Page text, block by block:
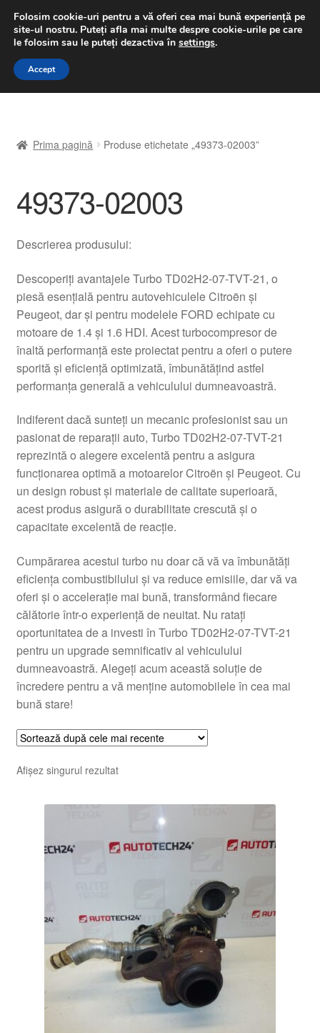
LIVRARE de la 33 lei
luni-vineri 9 a.m. - 4 p.m.031 229 6816
Sari
Sari
A lua legatura
Contul meu
Finalizare comandă
Livrare
Livrare în toată lumea
Plângere
Plățile
Politică de confidențialitate
Procedura de reclamație
Termeni si conditii
Prima pagină Produse etichetate „49373-02003”
49373-02003
Descrierea produsului:
Descoperiți avantajele Turbo TD02H2-07-TVT-21, o
piesă esențială pentru autovehiculele Citroën și
Peugeot, dar și pentru modelele FORD echipate cu
motoare de 1.4 și 1.6 HDI. Acest turbocompresor de
înaltă performanță este proiectat pentru a oferi o putere
sporită și eficiență optimizată, îmbunătățind astfel
performanța generală a vehiculului dumneavoastră.
Indiferent dacă sunteți un mecanic profesionist sau un
pasionat de reparații auto, Turbo TD02H2-07-TVT-21
reprezintă o alegere excelentă pentru a asigura
funcționarea optimă a motoarelor Citroën și Peugeot. Cu
un design robust și materiale de calitate superioară,
acest produs asigură o durabilitate crescută și o
capacitate excelentă de reacție.
Cumpărarea acestui turbo nu doar că vă va îmbunătăți
eficiența combustibilului și va reduce emisiile, dar vă va
oferi și o accelerație mai bună, transformând fiecare
călătorie într-o experiență de neuitat. Nu ratați
oportunitatea de a investi în Turbo TD02H2-07-TVT-21
pentru un upgrade semnificativ al vehiculului
dumneavoastră. Alegeți acum această soluție de
încredere pentru a vă menține automobilele în cea mai
bună stare!
Afișez singurul rezultat
Folosim cookie-uri pentru a vă oferi cea mai bună experiență pe
site-ul nostru. Puteți afla mai multe despre cookie-urile pe care
le folosim sau le puteți dezactiva în settings.
Accept